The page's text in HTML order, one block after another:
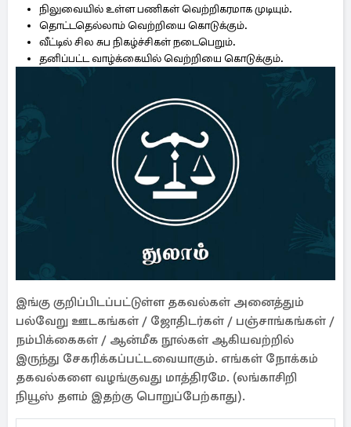
நிலுவையில் உள்ள பணிகள் வெற்றிகரமாக முடியும்.
தொட்டதெல்லாம் வெற்றியை கொடுக்கும்.
வீட்டில் சில சுப நிகழ்ச்சிகள் நடைபெறும்.
தனிப்பட்ட வாழ்க்கையில் வெற்றியை கொடுக்கும்.
இங்கு குறிப்பிடப்பட்டுள்ள தகவல்கள் அனைத்தும்
பல்வேறு ஊடகங்கள் / ஜோதிடர்கள் / பஞ்சாங்கங்கள் /
நம்பிக்கைகள் / ஆன்மீக நூல்கள் ஆகியவற்றில்
இருந்து சேகரிக்கப்பட்டவையாகும். எங்கள் நோக்கம்
தகவல்களை வழங்குவது மாத்திரமே. (லங்காசிறி
நியூஸ் தளம் இதற்கு பொறுப்பேற்காது).